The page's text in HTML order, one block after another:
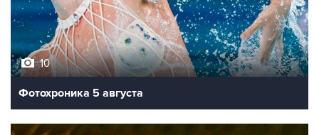
10
Фотохроника 5 августа